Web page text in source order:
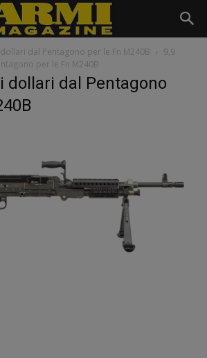
dal Pentagono per le Fn M240B
9,9
per le Fn M240B
dollari dal Pentagono